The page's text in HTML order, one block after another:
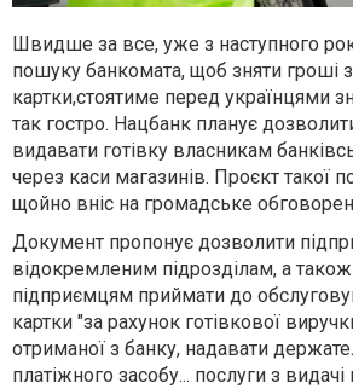
Швидше за все, уже з наступного
пошуку банкомата, щоб зняти гроші з
картки,стоятиме перед українцями
так гостро. Нацбанк планує
видавати готівку власникам
через каси магазинів. Проєкт такої
щойно вніс на громадське
Документ пропонує дозволити
відокремленим підрозділам, а
підприємцям приймати до
картки "за рахунок готівкової
отриманої з банку, надавати
платіжного засобу... послуги з видачі